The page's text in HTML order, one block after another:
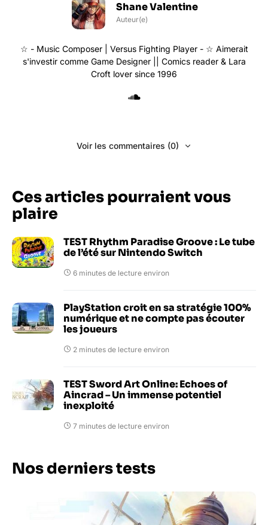
Shane Valentine
Auteur(e)
☆ - Music Composer | Versus Fighting Player - ☆ Aimerait
s'investir comme Game Designer || Comics reader & Lara
Croft lover since 1996
Voir les commentaires (0)
Ces articles pourraient vous
plaire
TEST Rhythm Paradise Groove : Le tube
de l’été sur Nintendo Switch
6 minutes de lecture environ
PlayStation croit en sa stratégie 100%
numérique et ne compte pas écouter
les joueurs
2 minutes de lecture environ
TEST Sword Art Online: Echoes of
Aincrad – Un immense potentiel
inexploité
7 minutes de lecture environ
Nos derniers tests